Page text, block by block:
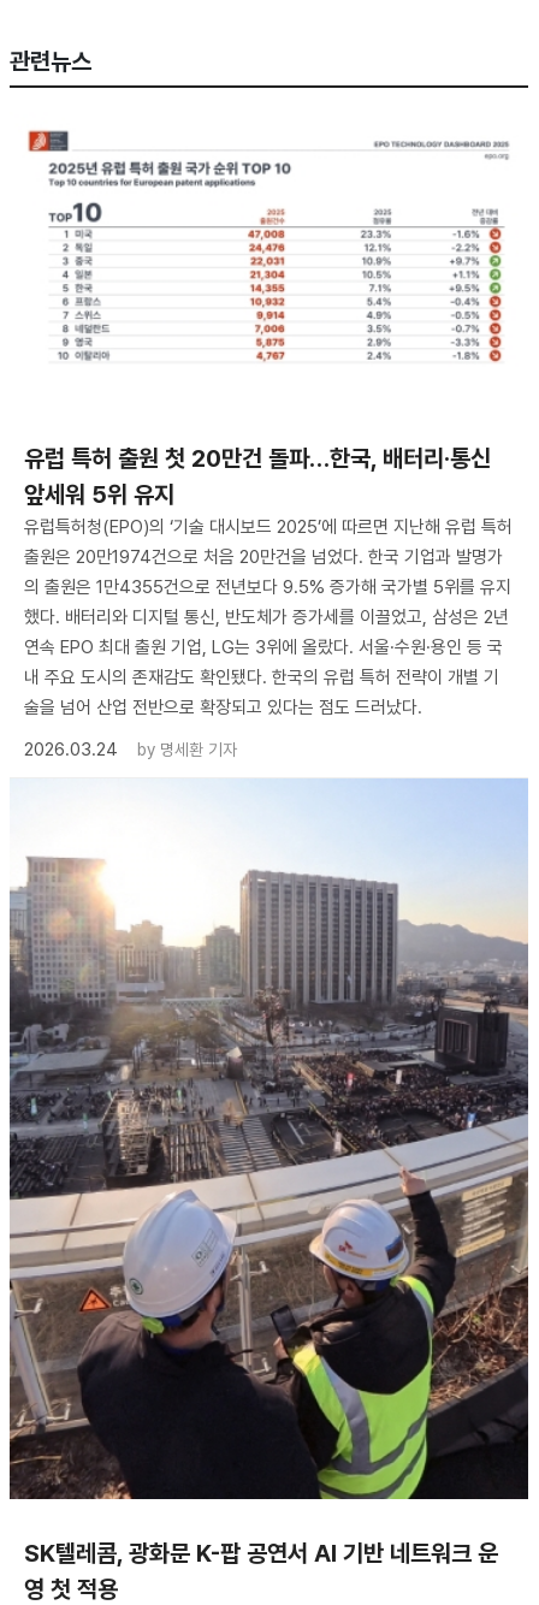
관련뉴스
유럽 특허 출원 첫 20만건 돌파…한국, 배터리·통신
앞세워 5위 유지
유럽특허청(EPO)의 ‘기술 대시보드 2025’에 따르면 지난해 유럽 특허
출원은 20만1974건으로 처음 20만건을 넘었다. 한국 기업과 발명가
의 출원은 1만4355건으로 전년보다 9.5% 증가해 국가별 5위를 유지
했다. 배터리와 디지털 통신, 반도체가 증가세를 이끌었고, 삼성은 2년
연속 EPO 최대 출원 기업, LG는 3위에 올랐다. 서울·수원·용인 등 국
내 주요 도시의 존재감도 확인됐다. 한국의 유럽 특허 전략이 개별 기
술을 넘어 산업 전반으로 확장되고 있다는 점도 드러났다.
2026.03.24
by 명세환 기자
SK텔레콤, 광화문 K-팝 공연서 AI 기반 네트워크 운
영 첫 적용